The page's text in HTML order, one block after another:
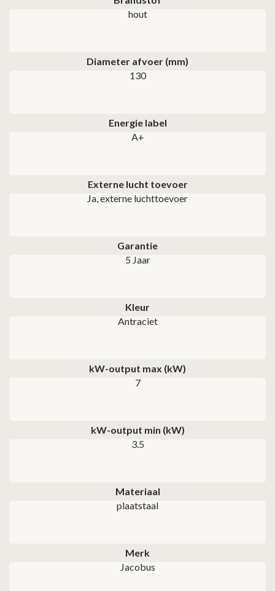
hout
Diameter afvoer (mm)
130
Energie label
A+
Externe lucht toevoer
Ja, externe luchttoevoer
Garantie
5 Jaar
Kleur
Antraciet
kW-output max (kW)
7
kW-output min (kW)
3.5
Materiaal
plaatstaal
Merk
Jacobus